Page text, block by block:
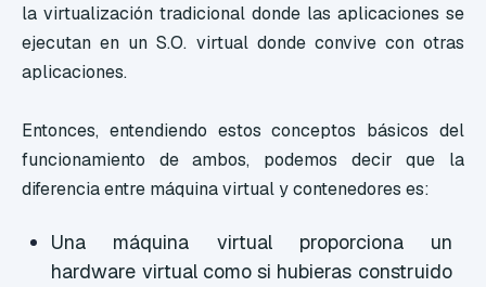
la virtualización tradicional donde las aplicaciones se
ejecutan en un S.O. virtual donde convive con otras
aplicaciones.
Entonces, entendiendo estos conceptos básicos del
funcionamiento de ambos, podemos decir que la
diferencia entre máquina virtual y contenedores es:
Una máquina virtual proporciona un
hardware virtual como si hubieras construido